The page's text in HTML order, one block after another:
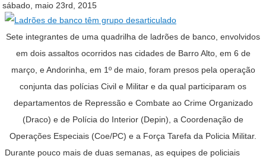
sábado, maio 23rd, 2015
Sete integrantes de uma quadrilha de ladrões de banco, envolvidos
em dois assaltos ocorridos nas cidades de Barro Alto, em 6 de
março, e Andorinha, em 1º de maio, foram presos pela operação
conjunta das polícias Civil e Militar e da qual participaram os
departamentos de Repressão e Combate ao Crime Organizado
(Draco) e de Polícia do Interior (Depin), a Coordenação de
Operações Especiais (Coe/PC) e a Força Tarefa da Policia Militar.
Durante pouco mais de duas semanas, as equipes de policiais